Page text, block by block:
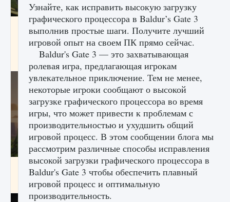
Как исправить ошибку Palworld «Идет
сохранение мира — Невозможно начать
сохранение данных мира»
9 августа 2024 2 511 0 0
Как заработать медали лиги Clash of Clans
9 августа 2024 2 599 0
Узнайте, как исправить высокую загрузку
графического процессора в Baldur’s Gate 3
выполнив простые шаги. Получите лучший
игровой опыт на своем ПК прямо сейчас.
Baldur's Gate 3 — это захватывающая
ролевая игра, предлагающая игрокам
увлекательное приключение. Тем не менее,
некоторые игроки сообщают о высокой
загрузке графического процессора во время
игры, что может привести к проблемам с
производительностью и ухудшить общий
игровой процесс. В этом сообщении блога мы
рассмотрим различные способы исправления
высокой загрузки графического процессора в
Baldur's Gate 3 чтобы обеспечить плавный
игровой процесс и оптимальную
производительность.